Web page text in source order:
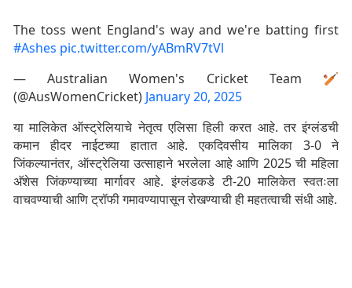
The toss went England's way and we're batting first
#Ashes pic.twitter.com/yABmRV7tVl
— Australian Women's Cricket Team 🏏
(@AusWomenCricket) January 20, 2025
या मालिकेत ऑस्ट्रेलियाचे नेतृत्व एलिसा हिली करत आहे. तर इंग्लंडची
कमान हीदर नाईटच्या हातात आहे. एकदिवसीय मालिका 3-0 ने
जिंकल्यानंतर, ऑस्ट्रेलिया उत्साहाने भरलेला आहे आणि 2025 ची महिला
अ‍ॅशेस जिंकण्याच्या मार्गावर आहे. इंग्लंडकडे टी-20 मालिकेत स्वतःला
वाचवण्याची आणि ट्रॉफी गमावण्यापासून रोखण्याची ही महतत्वाची संधी आहे.